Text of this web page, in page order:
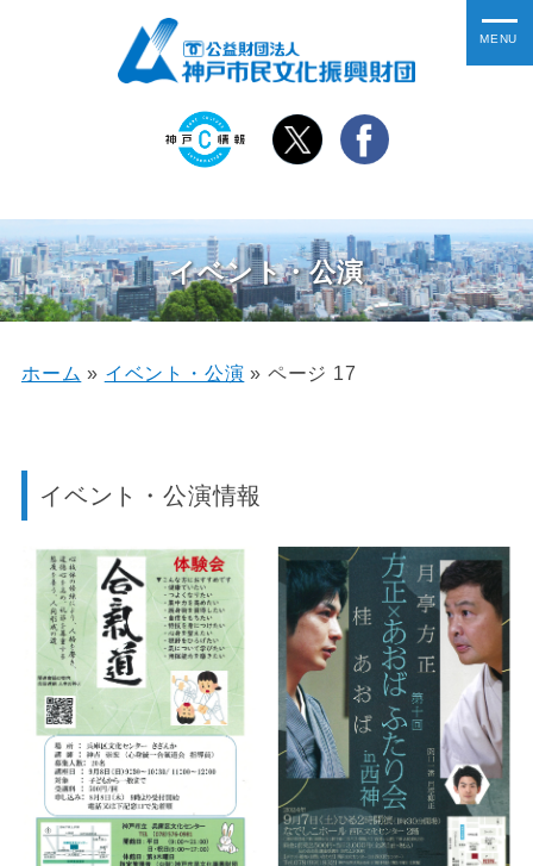
イベント・公演
ホーム » イベント・公演 » ページ 17
イベント・公演情報